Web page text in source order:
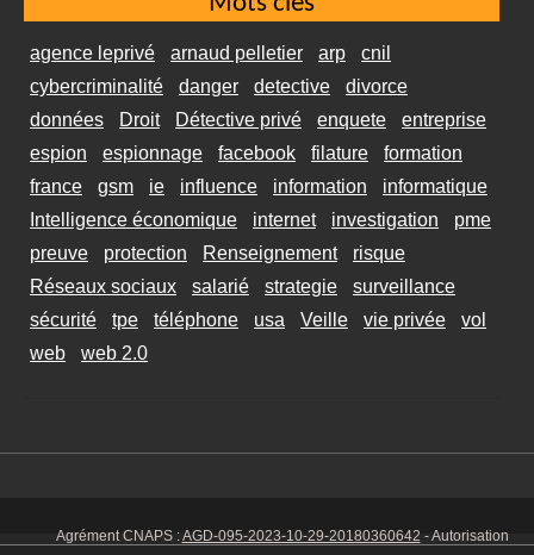
agence leprivé arnaud pelletier arp
cnil
cybercriminalité
danger detective
divorce
données
Droit Détective privé enquete
entreprise
espion
espionnage facebook filature
formation
france
gsm ie influence information
informatique
Intelligence économique
internet investigation
pme
preuve
protection Renseignement
risque
Réseaux sociaux
salarié strategie
surveillance
sécurité
tpe téléphone usa Veille vie privée
vol
web
web 2.0
Agrément CNAPS :AGD-095-2023-10-29-20180360642 - Autorisation